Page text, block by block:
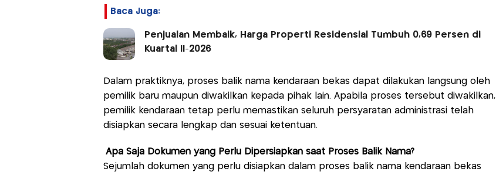
Baca Juga:
Penjualan Membaik, Harga Properti Residensial Tumbuh 0,69 Persen di
Kuartal II-2026
Dalam praktiknya, proses balik nama kendaraan bekas dapat dilakukan langsung oleh
pemilik baru maupun diwakilkan kepada pihak lain. Apabila proses tersebut diwakilkan,
pemilik kendaraan tetap perlu memastikan seluruh persyaratan administrasi telah
disiapkan secara lengkap dan sesuai ketentuan.
Apa Saja Dokumen yang Perlu Dipersiapkan saat Proses Balik Nama?
Sejumlah dokumen yang perlu disiapkan dalam proses balik nama kendaraan bekas